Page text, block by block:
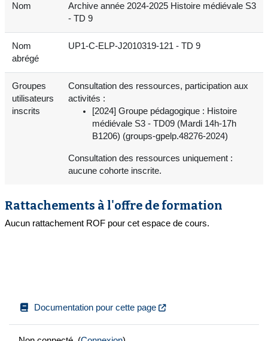
Nom
Archive année 2024-2025 Histoire médiévale S3
- TD 9
Nom
abrégé
UP1-C-ELP-J2010319-121 - TD 9
Groupes
utilisateurs
inscrits
Consultation des ressources, participation aux
activités :
[2024] Groupe pédagogique : Histoire
médiévale S3 - TD09 (Mardi 14h-17h
B1206) (groups-gpelp.48276-2024)
Consultation des ressources uniquement :
aucune cohorte inscrite.
Rattachements à l'offre de formation
Aucun rattachement ROF pour cet espace de cours.
Documentation pour cette page